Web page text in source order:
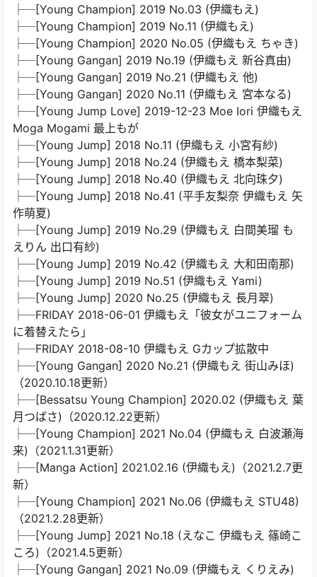
├─[Young Champion] 2019 No.03 (伊織もえ)
├─[Young Champion] 2019 No.11 (伊織もえ)
├─[Young Champion] 2020 No.05 (伊織もえ ちゃき)
├─[Young Gangan] 2019 No.19 (伊織もえ 新谷真由)
├─[Young Gangan] 2019 No.21 (伊織もえ 他)
├─[Young Gangan] 2020 No.11 (伊織もえ 宮本なる)
├─[Young Jump Love] 2019-12-23 Moe Iori 伊織もえ
Moga Mogami 最上もが
├─[Young Jump] 2018 No.11 (伊織もえ 小宮有紗)
├─[Young Jump] 2018 No.24 (伊織もえ 橋本梨菜)
├─[Young Jump] 2018 No.40 (伊織もえ 北向珠夕)
├─[Young Jump] 2018 No.41 (平手友梨奈 伊織もえ 矢
作萌夏)
├─[Young Jump] 2019 No.29 (伊織もえ 白間美瑠 も
えりん 出口有紗)
├─[Young Jump] 2019 No.42 (伊織もえ 大和田南那)
├─[Young Jump] 2019 No.51 (伊織もえ Yami)
├─[Young Jump] 2020 No.25 (伊織もえ 長月翠)
├─FRIDAY 2018-06-01 伊織もえ「彼女がユニフォーム
に着替えたら」
├─FRIDAY 2018-08-10 伊織もえ Gカップ拡散中
├─[Young Gangan] 2020 No.21 (伊織もえ 街山みほ)
（2020.10.18更新）
├─[Bessatsu Young Champion] 2020.02 (伊織もえ 葉
月つばさ)（2020.12.22更新）
├─[Young Champion] 2021 No.04 (伊織もえ 白波瀬海
来)（2021.1.31更新）
├─[Manga Action] 2021.02.16 (伊織もえ)（2021.2.7更
新）
├─[Young Champion] 2021 No.06 (伊織もえ STU48)
（2021.2.28更新）
├─[Young Jump] 2021 No.18 (えなこ 伊織もえ 篠崎こ
ころ)（2021.4.5更新）
├─[Young Gangan] 2021 No.09 (伊織もえ くりえみ)